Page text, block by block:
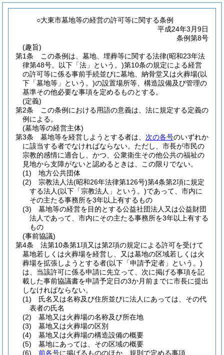
○大東市墓地等の経営の許可等に関する条例
平成24年3月9日
条例第8号
(趣旨)
第1条
この条例は、墓地、埋葬等に関する法律(昭和23年法
律第48号。以下「法」という。)第10条の規定による経営
の許可等に係る事前手続並びに墓地、納骨堂又は火葬場(以
下「墓地等」という。)の設置場所等、構造設備及び管理の
基準その他必要な事項を定めるものとする。
(定義)
第2条
この条例における用語の意義は、法に規定する定義の
例による。
(墓地等の経営主体)
第3条
墓地等を経営しようとする者は、 次の各号のいずれか
に該当する者でなければならない。 ただし、市長が市民の
宗教的感情に適合し、かつ、公衆衛生その他公共の福祉の
見地から支障がないと認めるときは、この限りでない。
(1)
地方公共団体
(2)
宗教法人法(昭和26年法律第126号)第4条第2項に規定
する法人(以下「宗教法人」という。)であって、市内に
その主たる事務所を3年以上有するもの
(3)
墓地等の経営を目的とする公益社団法人又は公益財団
法人であって、市内にその主たる事務所を3年以上有する
もの
(事前協議)
第4条
法第10条第1項又は第2項の規定による許可を受けて
墓地若しくは火葬場を経営し、又は墓地の区域若しくは火
葬場を拡張しようとする者(以下「申請予定者」という。)
は、当該許可に係る申請に先立って、次に掲げる事項を記
載した事前協議書を申請予定日の3か月前までに市長に提出
しなければならない。
(1)
氏名又は名称及び住所並びに法人にあっては、その代
表者の氏名
(2)
墓地又は火葬場の名称及び所在地
(3)
墓地又は火葬場の区別
(4)
墓地又は火葬場の構造設備の概要
(5)
墓地にあっては、その区域の概要
(6)
前各号に掲げるもののほか、規則で定める事項